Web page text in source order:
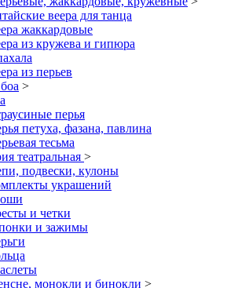
веера для танца
жаккардовые
из кружева и гипюра
из перьев
>
перья
петуха, фазана, павлина
тесьма
театральная >
подвески, кулоны
украшений
и четки
и зажимы
монокли и бинокли >